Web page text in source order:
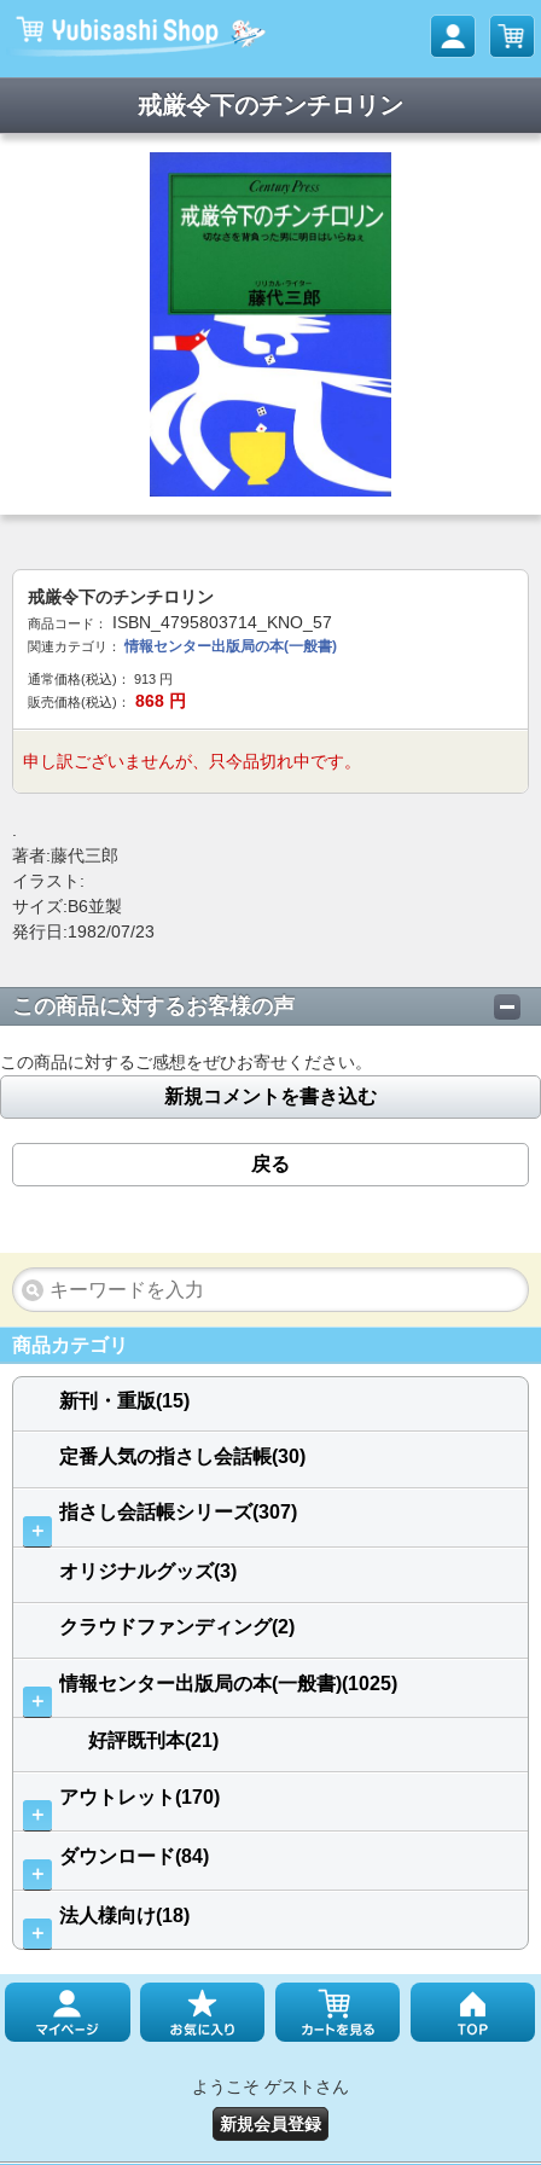
戒厳令下のチンチロリン
戒厳令下のチンチロリン
商品コード： ISBN_4795803714_KNO_57
関連カテゴリ： 情報センター出版局の本(一般書)
通常価格(税込)： 913 円
販売価格(税込)：
868 円
申し訳ございませんが、只今品切れ中です。
著者:藤代三郎
イラスト:
サイズ:B6並製
発行日:1982/07/23
この商品に対するお客様の声
この商品に対するご感想をぜひお寄せください。
新規コメントを書き込む
戻る
商品カテゴリ
新刊・重版(15)
定番人気の指さし会話帳(30)
＋
指さし会話帳シリーズ(307)
オリジナルグッズ(3)
クラウドファンディング(2)
＋
情報センター出版局の本(一般書)(1025)
好評既刊本(21)
＋
アウトレット(170)
＋
ダウンロード(84)
＋
法人様向け(18)
ようこそ ゲストさん
新規会員登録